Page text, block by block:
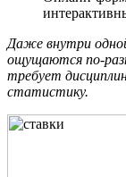
Даже внутри
ощущаются по-
требует
статистику.